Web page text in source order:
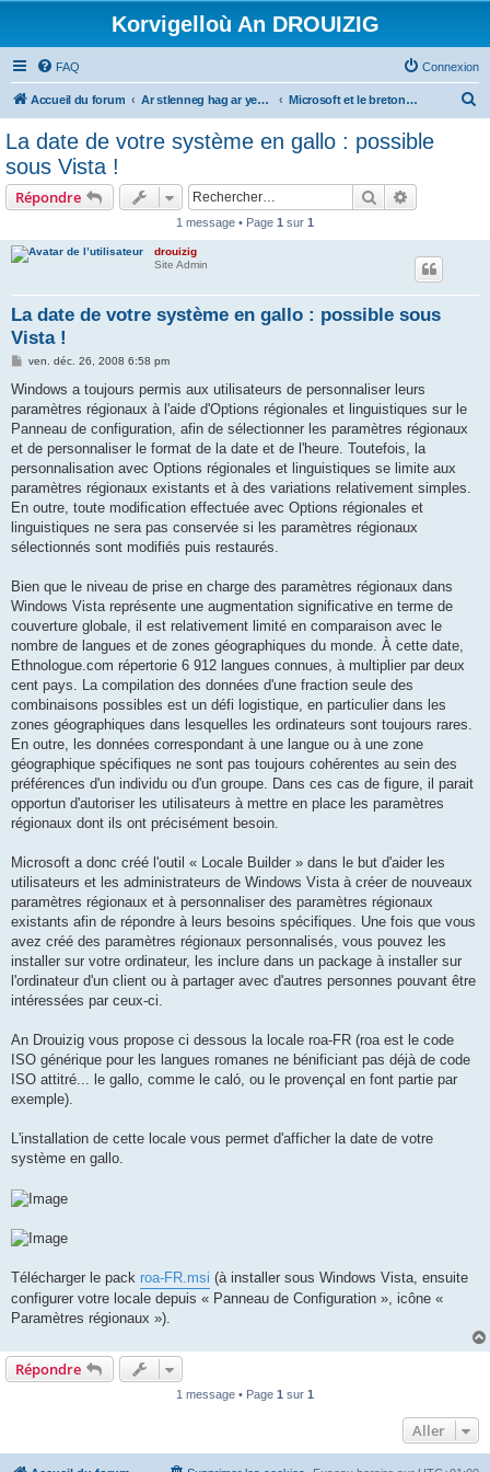
Korvigelloù An DROUIZIG
FAQ Connexion
Accueil du forum Ar stlenneg hag ar yezhoù bihan er bed a-bezh Microsoft et le breton - Microsoft and the Breton language
La date de votre système en gallo : possible
sous Vista !
Répondre Rechercher
1 message • Page 1 sur 1
drouizig
Site Admin
La date de votre système en gallo : possible sous
Vista !
M
s
a
g
ven. déc. 26, 2008 6:58 pm
Windows a toujours permis aux utilisateurs de personnaliser leurs
paramètres régionaux à l'aide d'Options régionales et linguistiques sur le
Panneau de configuration, afin de sélectionner les paramètres régionaux
et de personnaliser le format de la date et de l'heure. Toutefois, la
personnalisation avec Options régionales et linguistiques se limite aux
paramètres régionaux existants et à des variations relativement simples.
En outre, toute modification effectuée avec Options régionales et
linguistiques ne sera pas conservée si les paramètres régionaux
sélectionnés sont modifiés puis restaurés.
Bien que le niveau de prise en charge des paramètres régionaux dans
Windows Vista représente une augmentation significative en terme de
couverture globale, il est relativement limité en comparaison avec le
nombre de langues et de zones géographiques du monde. À cette date,
Ethnologue.com répertorie 6 912 langues connues, à multiplier par deux
cent pays. La compilation des données d'une fraction seule des
combinaisons possibles est un défi logistique, en particulier dans les
zones géographiques dans lesquelles les ordinateurs sont toujours rares.
En outre, les données correspondant à une langue ou à une zone
géographique spécifiques ne sont pas toujours cohérentes au sein des
préférences d'un individu ou d'un groupe. Dans ces cas de figure, il parait
opportun d'autoriser les utilisateurs à mettre en place les paramètres
régionaux dont ils ont précisément besoin.
Microsoft a donc créé l'outil « Locale Builder » dans le but d'aider les
utilisateurs et les administrateurs de Windows Vista à créer de nouveaux
paramètres régionaux et à personnaliser des paramètres régionaux
existants afin de répondre à leurs besoins spécifiques. Une fois que vous
avez créé des paramètres régionaux personnalisés, vous pouvez les
installer sur votre ordinateur, les inclure dans un package à installer sur
l'ordinateur d'un client ou à partager avec d'autres personnes pouvant être
intéressées par ceux-ci.
An Drouizig vous propose ci dessous la locale roa-FR (roa est le code
ISO générique pour les langues romanes ne bénificiant pas déjà de code
ISO attitré... le gallo, comme le caló, ou le provençal en font partie par
exemple).
L'installation de cette locale vous permet d'afficher la date de votre
système en gallo.
Télécharger le pack roa-FR.msi (à installer sous Windows Vista, ensuite
configurer votre locale depuis « Panneau de Configuration », icône «
Paramètres régionaux »).
Répondre
1 message • Page 1 sur 1
Aller